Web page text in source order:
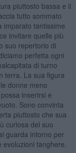
piuttosto bassa e il
tutto sommato
imparato tantissime
invitare quelle più
suo repertorio di
perfetta ogni
di turno
terra. La sua figura
donne meno
inserirsi e
Sono convinta
piuttosto che sua
curiosa del suo
guarda intorno per
tanghere.